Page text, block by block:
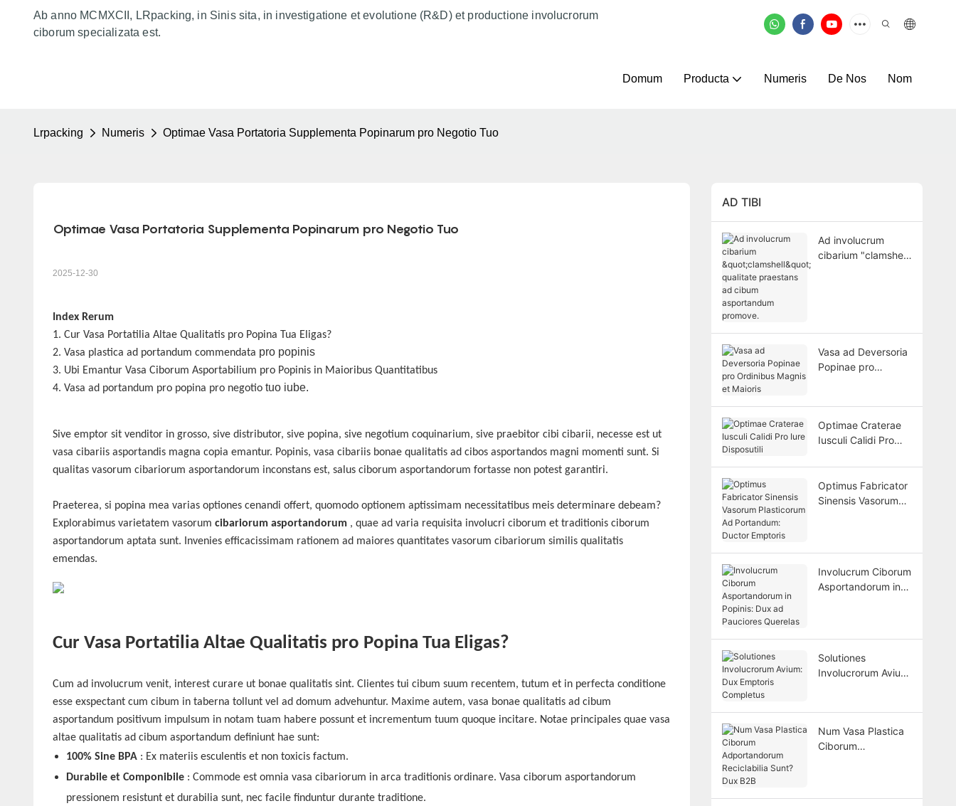
Ab anno MCMXCII, LRpacking, in Sinis sita, in investigatione et evolutione (R&D) et productione involucrorum
ciborum specializata est.
Domum Producta Numeris De Nos Nom
Lrpacking Numeris Optimae Vasa Portatoria Supplementa Popinarum pro Negotio Tuo
Optimae Vasa Portatoria Supplementa Popinarum pro Negotio Tuo
2025-12-30
Index Rerum
1. Cur Vasa Portatilia Altae Qualitatis pro Popina Tua Eligas?
2. Vasa plastica ad portandum commendata pro popinis
3. Ubi Emantur Vasa Ciborum Asportabilium pro Popinis in Maioribus Quantitatibus
4. Vasa ad portandum pro popina pro negotiotuo iube.
Sive emptor sit venditor in grosso, sive distributor, sive popina, sive negotium coquinarium, sive praebitor cibi cibarii, necesse est ut
vasa cibariis asportandis magna copia emantur. Popinis, vasa cibariis bonae qualitatis ad cibos asportandos magni momenti sunt. Si
qualitas vasorum cibariorum asportandorum inconstans est, salus ciborum asportandorum fortasse non potest garantiri.
Praeterea, si popina mea varias optiones cenandi offert, quomodo optionem aptissimam necessitatibus meis determinare debeam?
Explorabimus varietatem vasorum cibariorum asportandorum , quae ad varia requisita involucri ciborum et traditionis ciborum
asportandorum aptata sunt. Invenies efficacissimam rationem ad maiores quantitates vasorum cibariorum similis qualitatis
emendas.
Cur Vasa Portatilia Altae Qualitatis pro Popina Tua Eligas?
Cum ad involucrum venit, interest curare ut bonae qualitatis sint. Clientes tui cibum suum recentem, tutum et in perfecta conditione
esse exspectant cum cibum in taberna tollunt vel ad domum advehuntur. Maxime autem, vasa bonae qualitatis ad cibum
asportandum positivum impulsum in notam tuam habere possunt et incrementum tuum quoque incitare. Notae principales quae vasa
altae qualitatis ad cibum asportandum definiunt hae sunt:
100%Sine BPA : Ex materiis esculentis et non toxicis factum.
Durabile et Componibile : Commode est omnia vasa cibariorum in arca traditionis ordinare. Vasa ciborum asportandorum
pressionem resistunt et durabilia sunt, nec facile finduntur durante traditione.
AD TIBI
Ad involucrum
cibarium "clamshell"
Vasa ad Deversoria
Popinae pro
Optimae Craterae
Iusculi Calidi Pro
Optimus Fabricator
Sinensis Vasorum
Involucrum Ciborum
Asportandorum in
Solutiones
Involucrorum Avium:
Num Vasa Plastica
Ciborum